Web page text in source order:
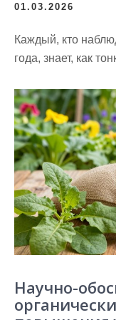
01.03.2026
Каждый, кто
года, знает, как
Научно-